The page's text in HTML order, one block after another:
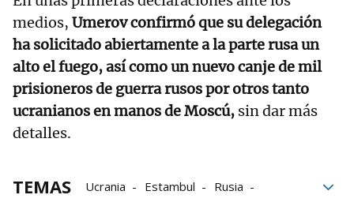
medios, Umerov confirmó que su delegación
ha solicitado abiertamente a la parte rusa un
alto el fuego, así como un nuevo canje de mil
prisioneros de guerra rusos por otros tanto
ucranianos en manos de Moscú, sin dar más
detalles.
TEMAS Ucrania Estambul
Rusia